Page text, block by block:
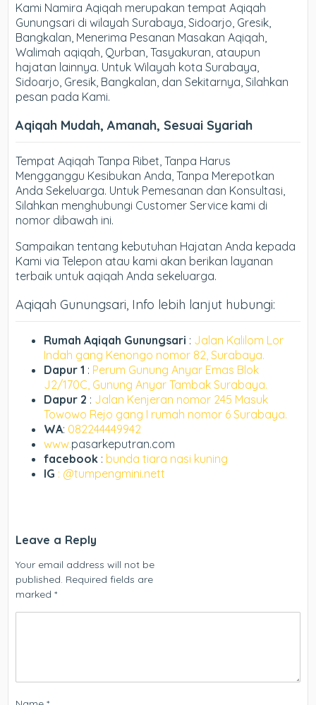
Kami Namira Aqiqah merupakan tempat Aqiqah
Gunungsari di wilayah Surabaya, Sidoarjo, Gresik,
Bangkalan, Menerima Pesanan Masakan Aqiqah,
Walimah aqiqah, Qurban, Tasyakuran, ataupun
hajatan lainnya. Untuk Wilayah kota Surabaya,
Sidoarjo, Gresik, Bangkalan, dan Sekitarnya, Silahkan
pesan pada Kami.
Aqiqah Mudah, Amanah, Sesuai Syariah
Tempat Aqiqah Tanpa Ribet, Tanpa Harus
Mengganggu Kesibukan Anda, Tanpa Merepotkan
Anda Sekeluarga. Untuk Pemesanan dan Konsultasi,
Silahkan menghubungi Customer Service kami di
nomor dibawah ini.
Sampaikan tentang kebutuhan Hajatan Anda kepada
Kami via Telepon atau kami akan berikan layanan
terbaik untuk aqiqah Anda sekeluarga.
Aqiqah Gunungsari, Info lebih lanjut hubungi:
Rumah Aqiqah Gunungsari : Jalan Kalilom Lor
Indah gang Kenongo nomor 82, Surabaya.
Dapur 1 : Perum Gunung Anyar Emas Blok
J2/170C, Gunung Anyar Tambak Surabaya.
Dapur 2 : Jalan Kenjeran nomor 245 Masuk
Towowo Rejo gang I rumah nomor 6 Surabaya.
WA: 082244449942
www.pasarkeputran.com
facebook : bunda tiara nasi kuning
IG : @tumpengmini.nett
Leave a Reply
Your email address will not be
published. Required fields are
marked*